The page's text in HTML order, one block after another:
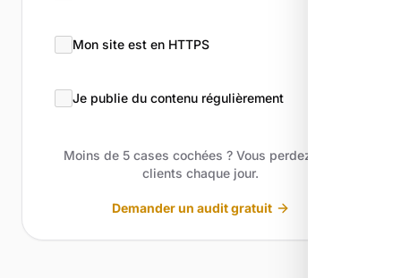
Mon site est en HTTPS
Je publie du contenu régulièrement
Moins de 5 cases cochées ? Vous perdez des
clients chaque jour.
Demander un audit gratuit